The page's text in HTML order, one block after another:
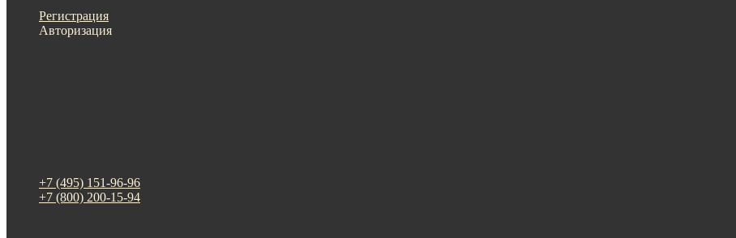
Регистрация
Авторизация
+7 (495) 151-96-96
+7 (800) 200-15-94